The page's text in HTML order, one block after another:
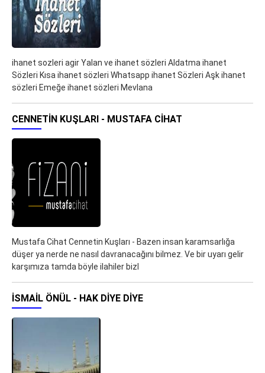
ihanet sozleri agir Yalan ve ihanet sözleri Aldatma ihanet
Sözleri Kısa ihanet sözleri Whatsapp ihanet Sözleri Aşk ihanet
sözleri Emeğe ihanet sözleri Mevlana
CENNETIN KUŞLARI - MUSTAFA CIHAT
Mustafa Cihat Cennetin Kuşları - Bazen insan karamsarlığa
düşer ya nerde ne nasıl davranacağını bilmez. Ve bir uyarı gelir
karşımıza tamda böyle ilahiler bizl
İSMAIL ÖNÜL - HAK DIYE DIYE